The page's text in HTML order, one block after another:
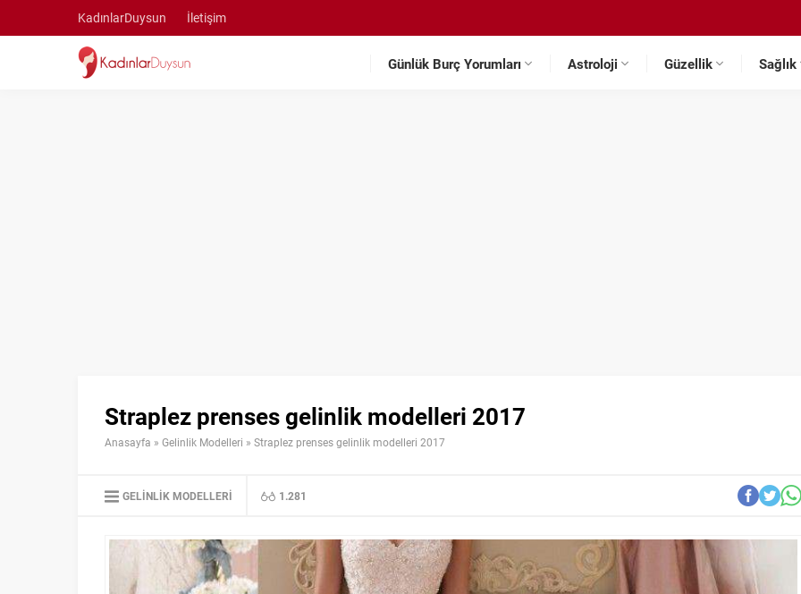
KadınlarDuysun İletişim
Günlük Burç Yorumları Astroloji Güzellik Sağlık
Straplez prenses gelinlik modelleri 2017
Anasayfa » Gelinlik Modelleri » Straplez prenses gelinlik modelleri 2017
GELINLIK MODELLERI 1.281